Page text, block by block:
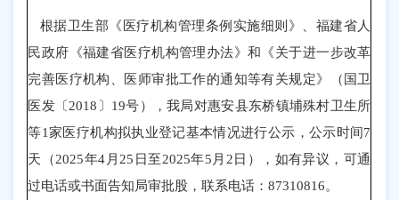
根据卫生部《医疗机构管理条例实施细则》、福建省人
民政府《福建省医疗机构管理办法》和《关于进一步改革
完善医疗机构、医师审批工作的通知等有关规定》（国卫
医发〔2018〕19号），我局对惠安县东桥镇埔殊村卫生所
等1家医疗机构拟执业登记基本情况进行公示，公示时间7
天（2025年4月25日至2025年5月2日），如有异议，可通
过电话或书面告知局审批股，联系电话：87310816。